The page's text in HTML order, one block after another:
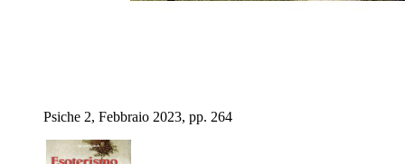
Psiche 2, Febbraio 2023, pp. 264